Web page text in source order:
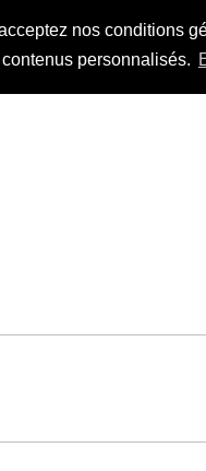
nos conditions
personnalisés.